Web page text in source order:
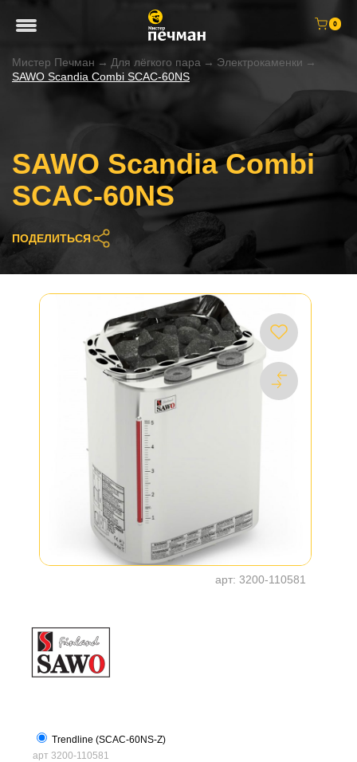
0
Мистер Печман → Для лёгкого пара → Электрокаменки →
SAWO Scandia Combi SCAC-60NS
SAWO Scandia Combi
SCAC-60NS
ПОДЕЛИТЬСЯ
арт: 3200-110581
Trendline (SCAC-60NS-Z)
арт 3200-110581